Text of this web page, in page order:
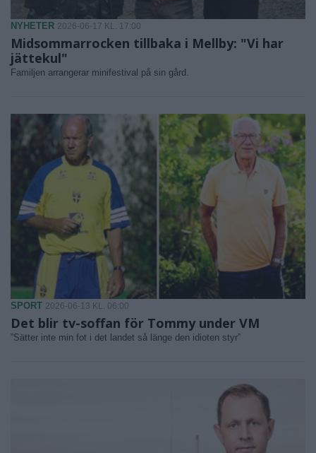
NYHETER 2026-06-17 KL. 17:00
Midsommarrocken tillbaka i Mellby: "Vi har
jättekul"
Familjen arrangerar minifestival på sin gård.
SPORT 2026-06-13 KL. 06:00
Det blir tv-soffan för Tommy under VM
”Sätter inte min fot i det landet så länge den idioten styr”